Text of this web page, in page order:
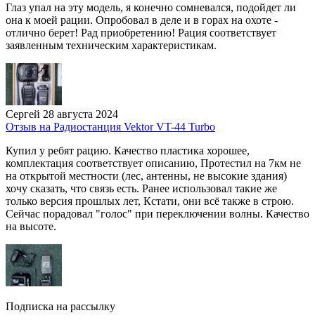
Глаз упал на эту модель, я конечно сомневался, подойдет ли
она к моей рации. Опробовал в деле и в горах на охоте -
отлично берет! Рад приобретению! Рация соответствует
заявленным техническим характеристикам.
Сергей 28 августа 2024
Отзыв на Радиостанция Vektor VT-44 Turbo
Купил у ребят рацию. Качество пластика хорошее,
комплектация соответствует описанию, Протестил на 7км не
на открытой местности (лес, антенны, не высокие здания)
хочу сказать, что связь есть. Ранее использовал такие же
только версия прошлых лет, Кстати, они всё также в строю.
Сейчас порадовал "голос" при переключении волны. Качество
на высоте.
Подписка на рассылку